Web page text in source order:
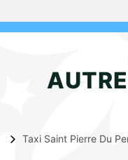
Taxi Saint Pierre Du